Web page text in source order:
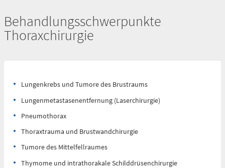
Telefon
0172 - 377
Neurochirurgischer
Bereitschaftsdienst
Telefon
0173 - 566
6514
Behandlungsschwerpunkte
Thoraxchirurgie
Lungenkrebs und Tumore des Brustraums
Lungenmetastasenentfernung (Laserchirurgie)
Pneumothorax
Thoraxtrauma und Brustwandchirurgie
Tumore des Mittelfellraumes
Thymome und intrathorakale Schilddrüsenchirurgie